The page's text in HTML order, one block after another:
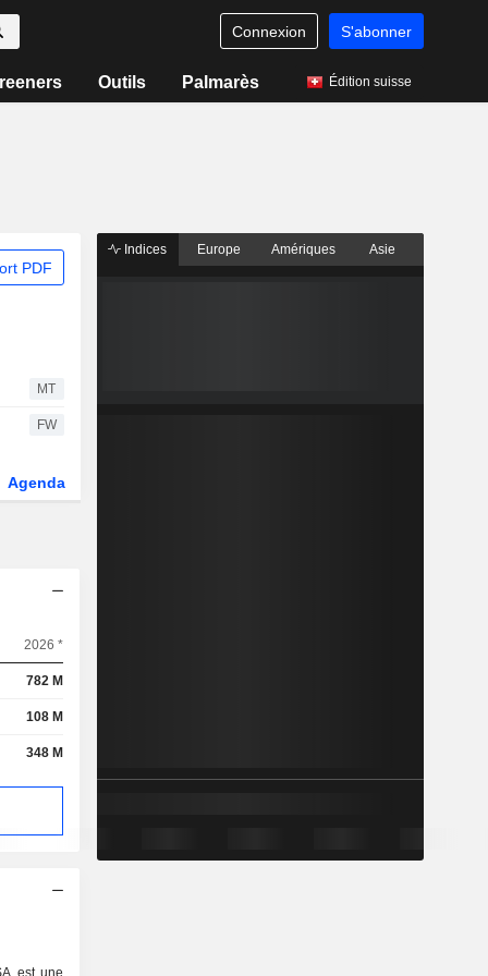
Connexion S'abonner
Outils Palmarès Édition suisse
PDF
MT
FW
Agenda
2026 *
782 M
108 M
348 M
est une
Indices Europe Amériques Asie